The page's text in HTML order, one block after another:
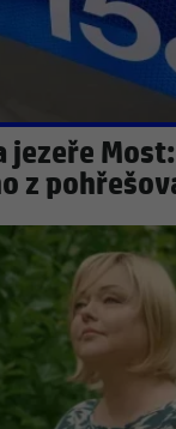
jezeře
z